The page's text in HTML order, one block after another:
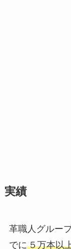
実績
革職人グルー
でに５万本以